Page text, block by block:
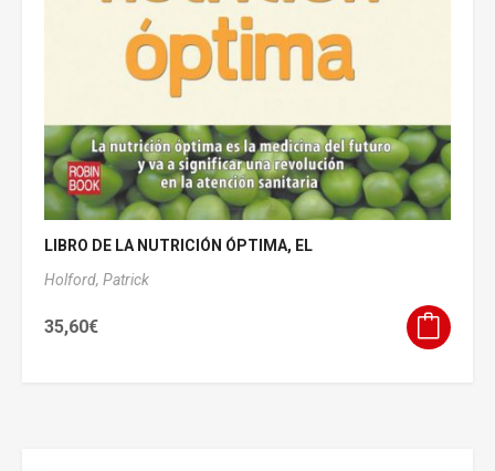
LIBRO DE LA NUTRICIÓN ÓPTIMA, EL
Holford, Patrick
35,60€